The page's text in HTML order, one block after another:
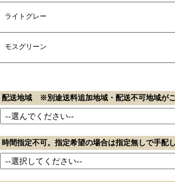
ライトグレー
モスグリーン
配送地域 ※別途送料追加地域・配送不可地域がご
時間指定不可。指定希望の場合は指定無しで手配し